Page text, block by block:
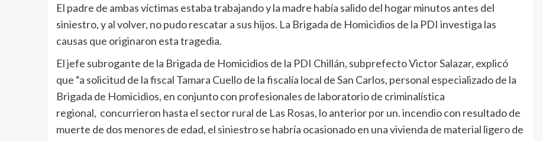
El padre de ambas víctimas estaba trabajando y la madre había salido del hogar minutos antes del
siniestro, y al volver, no pudo rescatar a sus hijos. La Brigada de Homicidios de la PDI investiga las
causas que originaron esta tragedia.
El jefe subrogante de la Brigada de Homicidios de la PDI Chillán, subprefecto Victor Salazar, explicó
que “a solicitud de la fiscal Tamara Cuello de la fiscalía local de San Carlos, personal especializado de la
Brigada de Homicidios, en conjunto con profesionales de laboratorio de criminalística
regional, concurrieron hasta el sector rural de Las Rosas, lo anterior por un. incendio con resultado de
muerte de dos menores de edad, el siniestro se habría ocasionado en una vivienda de material ligero de